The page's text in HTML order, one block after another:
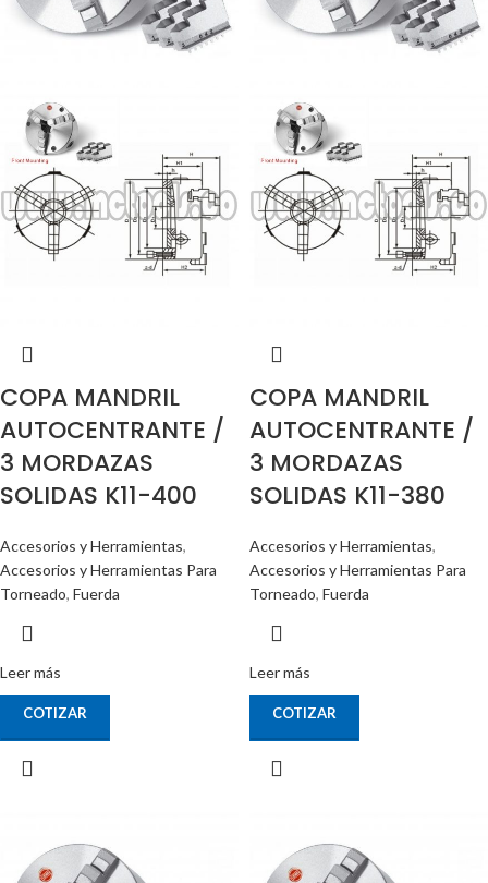
COPA MANDRIL
AUTOCENTRANTE /
3 MORDAZAS
SOLIDAS K11-400
Accesorios y Herramientas,
Accesorios y Herramientas Para
Torneado, Fuerda
Leer más
COTIZAR
COPA MANDRIL
AUTOCENTRANTE /
3 MORDAZAS
SOLIDAS K11-380
Accesorios y Herramientas,
Accesorios y Herramientas Para
Torneado, Fuerda
Leer más
COTIZAR